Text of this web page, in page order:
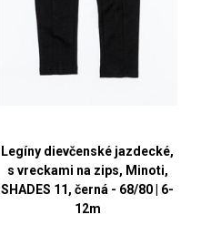
Legíny dievčenské jazdecké,
s vreckami na zips, Minoti,
SHADES 11, černá - 68/80 | 6-
12m